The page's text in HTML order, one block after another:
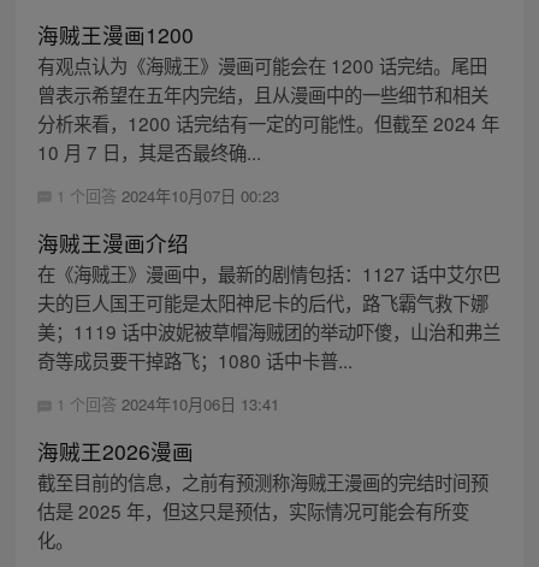
海贼王漫画1200
有观点认为《海贼王》漫画可能会在 1200 话完结。尾田
曾表示希望在五年内完结，且从漫画中的一些细节和相关
分析来看，1200 话完结有一定的可能性。但截至 2024 年
10 月 7 日，其是否最终确...
1 个回答 2024年10月07日 00:23
海贼王漫画介绍
在《海贼王》漫画中，最新的剧情包括：1127 话中艾尔巴
夫的巨人国王可能是太阳神尼卡的后代，路飞霸气救下娜
美；1119 话中波妮被草帽海贼团的举动吓傻，山治和弗兰
奇等成员要干掉路飞；1080 话中卡普...
1 个回答 2024年10月06日 13:41
海贼王2026漫画
截至目前的信息，之前有预测称海贼王漫画的完结时间预
估是 2025 年，但这只是预估，实际情况可能会有所变
化。